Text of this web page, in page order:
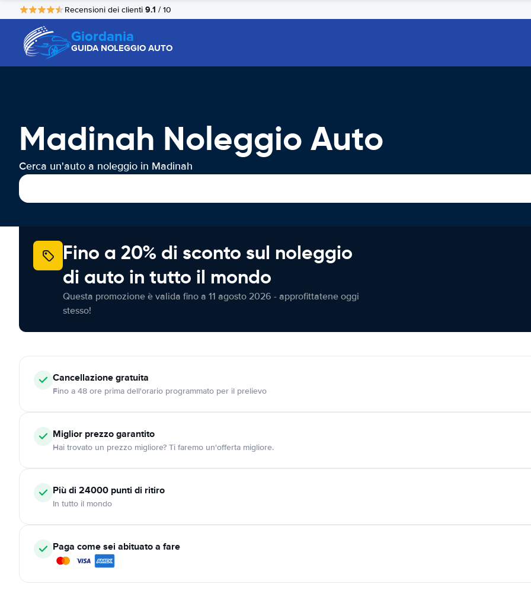
Recensioni dei clienti 9.1 / 10
Giordania
GUIDA NOLEGGIO AUTO
Madinah Noleggio Auto
Cerca un'auto a noleggio in Madinah
Fino a 20% di sconto sul noleggio
di auto in tutto il mondo
Questa promozione è valida fino a 11 agosto 2026 - approfittatene oggi
stesso!
Cancellazionegratuita
Fino a 48 ore prima dell'orario programmato per il prelievo
Miglior prezzo garantito
Hai trovato un prezzo migliore? Ti faremo un'offerta migliore.
Più di 24000 punti di ritiro
In tutto il mondo
Paga come sei abituato a fare